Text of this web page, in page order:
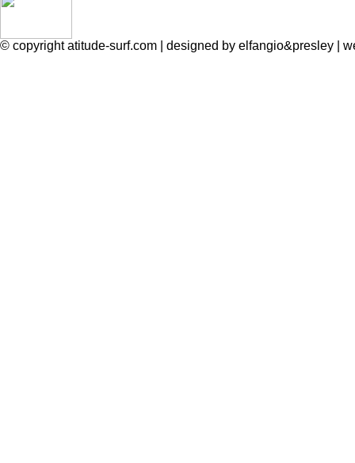
© copyright atitude-surf.com | designed by elfangio&presley |